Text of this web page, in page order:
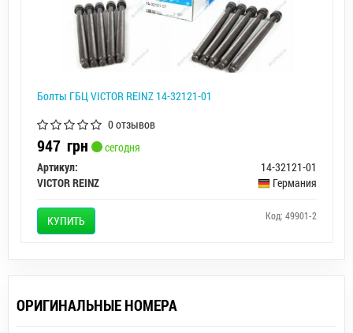
Болты ГБЦ VICTOR REINZ 14-32121-01
0 отзывов
947 грн
сегодня
Артикул:
14-32121-01
VICTOR REINZ
Германия
КУПИТЬ Код: 49901-2
ОРИГИНАЛЬНЫЕ НОМЕРА